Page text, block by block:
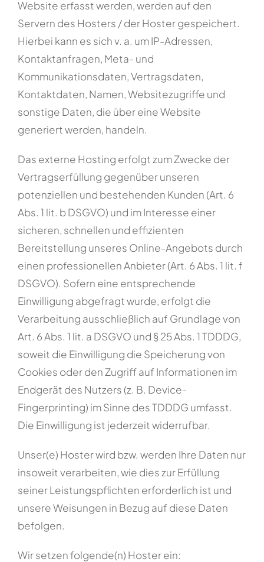
Website erfasst werden, werden auf den
Servern des Hosters / der Hoster gespeichert.
Hierbei kann es sich v. a. um IP-Adressen,
Kontaktanfragen, Meta- und
Kommunikationsdaten, Vertragsdaten,
Kontaktdaten, Namen, Websitezugriffe und
sonstige Daten, die über eine Website
generiert werden, handeln.
Das externe Hosting erfolgt zum Zwecke der
Vertragserfüllung gegenüber unseren
potenziellen und bestehenden Kunden (Art. 6
Abs. 1 lit. b DSGVO) und im Interesse einer
sicheren, schnellen und effizienten
Bereitstellung unseres Online-Angebots durch
einen professionellen Anbieter (Art. 6 Abs. 1 lit. f
DSGVO). Sofern eine entsprechende
Einwilligung abgefragt wurde, erfolgt die
Verarbeitung ausschließlich auf Grundlage von
Art. 6 Abs. 1 lit. a DSGVO und § 25 Abs. 1 TDDDG,
soweit die Einwilligung die Speicherung von
Cookies oder den Zugriff auf Informationen im
Endgerät des Nutzers (z. B. Device-
Fingerprinting) im Sinne des TDDDG umfasst.
Die Einwilligung ist jederzeit widerrufbar.
Unser(e) Hoster wird bzw. werden Ihre Daten nur
insoweit verarbeiten, wie dies zur Erfüllung
seiner Leistungspflichten erforderlich ist und
unsere Weisungen in Bezug auf diese Daten
befolgen.
Wir setzen folgende(n) Hoster ein: